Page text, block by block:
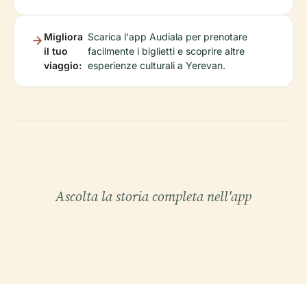
Migliora
il tuo
viaggio:
Scarica l'app Audiala per prenotare
facilmente i biglietti e scoprire altre
esperienze culturali a Yerevan.
Ascolta la storia completa nell'app